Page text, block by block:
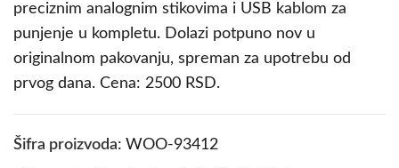
preciznim analognim stikovima i USB kablom za
punjenje u kompletu. Dolazi potpuno nov u
originalnom pakovanju, spreman za upotrebu od
prvog dana. Cena: 2500 RSD.
Šifra proizvoda: WOO-93412